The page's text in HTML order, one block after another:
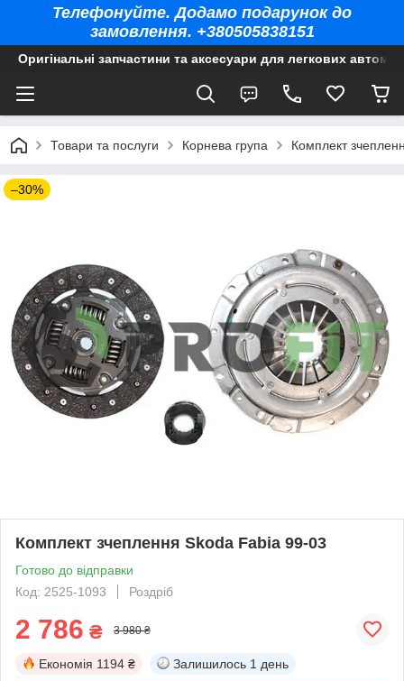
Телефонуйте. Додамо подарунок до
замовлення. +380505838151
Оригінальні запчастини та аксесуари для легкових
Товари та послуги Корнева група Комплект
–30%
Комплект зчеплення Skoda Fabia 99-03
Готово до відправки
Код: 2525-1093
Роздріб
2 786 ₴ 3 980 ₴
Економія 1194 ₴ Залишилось 1 день